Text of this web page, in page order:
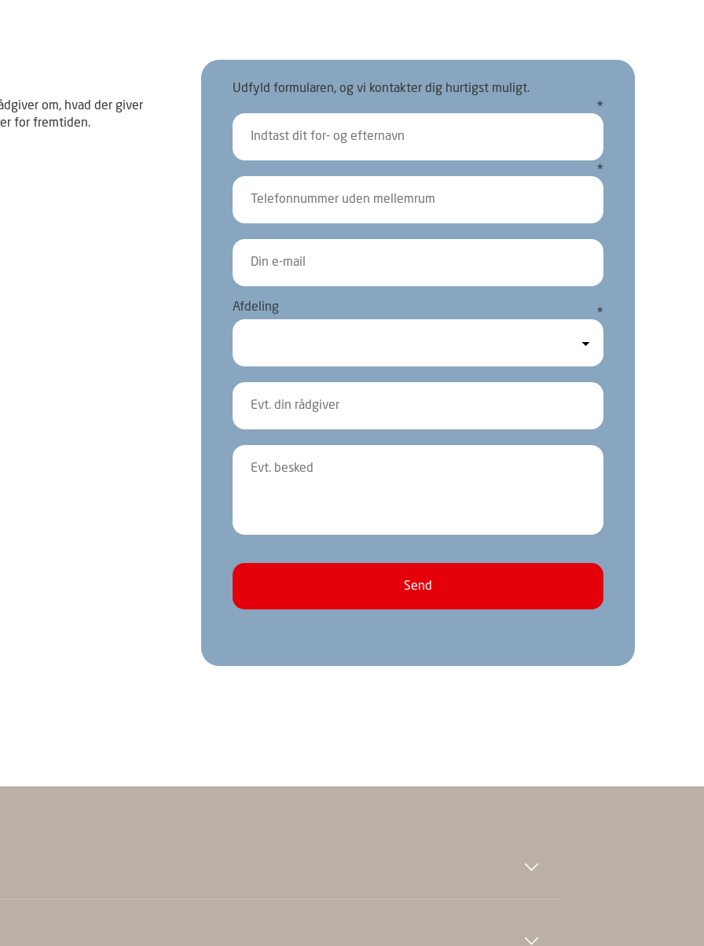
om, hvad der giver
for fremtiden.
Udfyld formularen, og vi kontakter dig hurtigst muligt.
Afdeling